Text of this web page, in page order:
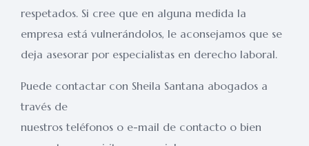
respetados. Si cree que en alguna medida la
empresa está vulnerándolos, le aconsejamos que se
deja asesorar por especialistas en derecho laboral.
Puede contactar con Sheila Santana abogados a
través de
nuestros teléfonos o e-mail de contacto o bien